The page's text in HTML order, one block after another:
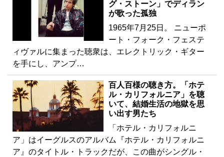
グ・ストーン」でディラン
が歌った孤独
1965年7月25日。 ニューポ
ート・フォーク・フェステ
ィヴァルに集まった聴衆は、エレクトリック・ギター
を手にし、アンプ…
百人百様の聴き方。「ホテ
ル・カリフォルニア」を聴
いて、結婚生活の地獄を思
い出す男たち
「ホテル・カリフォルニ
ア」はイーグルスのアルバム『ホテル・カリフォルニ
ア』のタイトル・トラックだが、この曲がシングル・